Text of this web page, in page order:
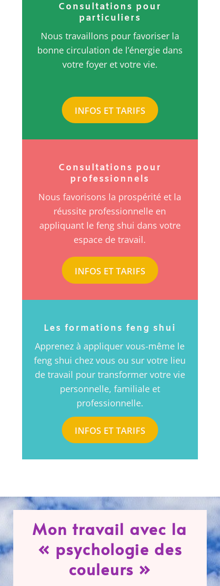
Consultations pour
particuliers
Nous travaillons pour favoriser la
bonne circulation de l’énergie dans
votre foyer et votre vie.
INFOS ET TARIFS
Consultations pour
professionnels
Nous favorisons la prospérité et la
réussite professionnelle en
appliquant le feng shui dans votre
espace de travail.
INFOS ET TARIFS
Les formations feng shui
Apprenez à appliquer vous-même le
feng shui chez vous ou sur votre lieu
de travail pour transformer votre vie
personnelle, familiale et
professionnelle.
INFOS ET TARIFS
Mon travail avec la
« psychologie des
couleurs »